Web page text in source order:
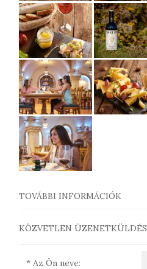
TOVÁBBI INFORMÁCIÓK
KÖZVETLEN ÜZENETKÜLDÉS
* Az Ön neve: